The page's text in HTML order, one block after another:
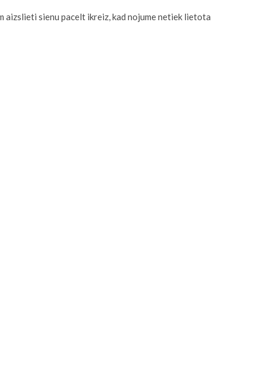
aizslieti sienu pacelt ikreiz, kad nojume netiek lietota